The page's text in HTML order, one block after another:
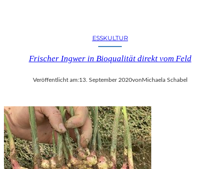
ESSKULTUR
Frischer Ingwer in Bioqualität direkt vom Feld
Veröffentlicht am:13. September 2020von Michaela Schabel